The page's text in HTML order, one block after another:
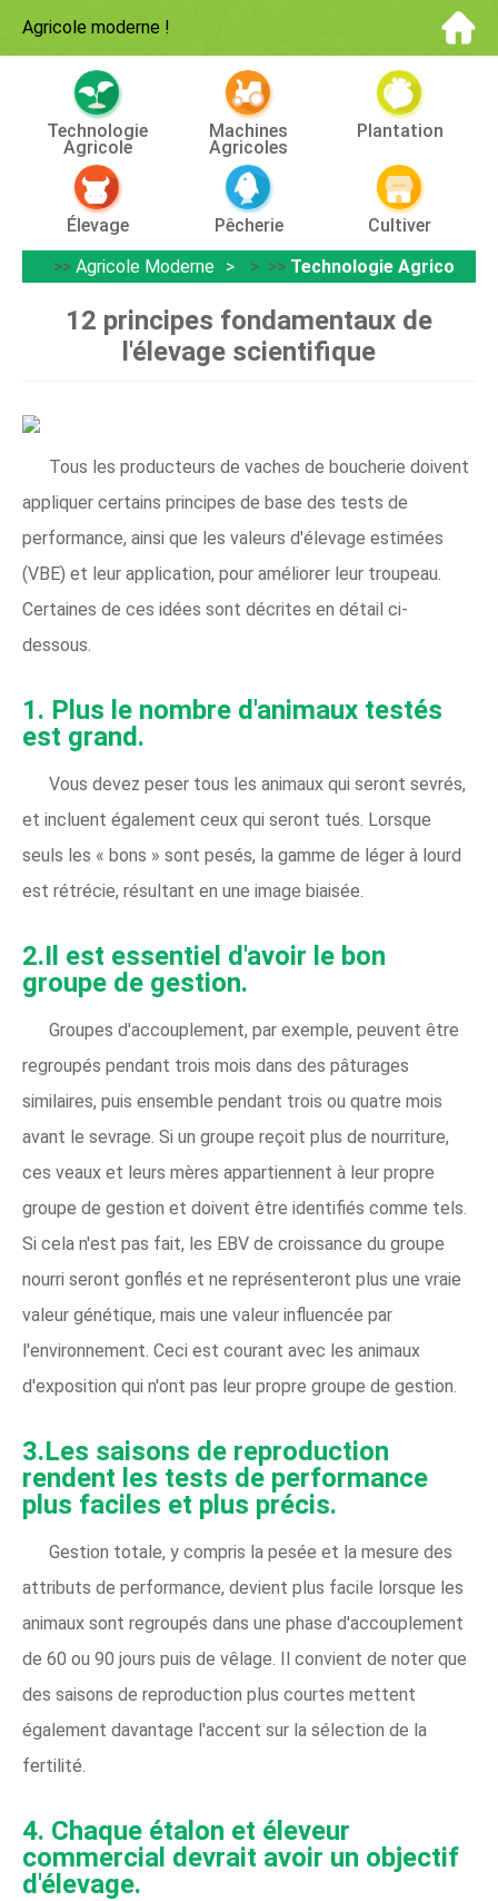
Agricole moderne !
Technologie
Agricole
Machines
Agricoles
Plantation
Élevage Pêcherie
Cultiver
>> Agricole Moderne > >> Technologie Agricole
12 principes fondamentaux de
l'élevage scientifique
Tous les producteurs de vaches de boucherie doivent
appliquer certains principes de base des tests de
performance, ainsi que les valeurs d'élevage estimées
(VBE) et leur application, pour améliorer leur troupeau.
Certaines de ces idées sont décrites en détail ci-
dessous.
1. Plus le nombre d'animaux testés
est grand.
Vous devez peser tous les animaux qui seront sevrés,
et incluent également ceux qui seront tués. Lorsque
seuls les « bons » sont pesés, la gamme de léger à lourd
est rétrécie, résultant en une image biaisée.
2.Il est essentiel d'avoir le bon
groupe de gestion.
Groupes d'accouplement, par exemple, peuvent être
regroupés pendant trois mois dans des pâturages
similaires, puis ensemble pendant trois ou quatre mois
avant le sevrage. Si un groupe reçoit plus de nourriture,
ces veaux et leurs mères appartiennent à leur propre
groupe de gestion et doivent être identifiés comme tels.
Si cela n'est pas fait, les EBV de croissance du groupe
nourri seront gonflés et ne représenteront plus une vraie
valeur génétique, mais une valeur influencée par
l'environnement. Ceci est courant avec les animaux
d'exposition qui n'ont pas leur propre groupe de gestion.
3.Les saisons de reproduction
rendent les tests de performance
plus faciles et plus précis.
Gestion totale, y compris la pesée et la mesure des
attributs de performance, devient plus facile lorsque les
animaux sont regroupés dans une phase d'accouplement
de 60 ou 90 jours puis de vêlage. Il convient de noter que
des saisons de reproduction plus courtes mettent
également davantage l'accent sur la sélection de la
fertilité.
4. Chaque étalon et éleveur
commercial devrait avoir un objectif
d'élevage.